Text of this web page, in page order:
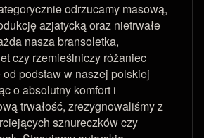
odrzucamy masową,
azjatycką oraz nietrwałe
nasza bransoletka,
czy rzemieślniczy różaniec
podstaw w naszej polskiej
o absolutny komfort i
trwałość, zrezygnowaliśmy z
sznureczków czy